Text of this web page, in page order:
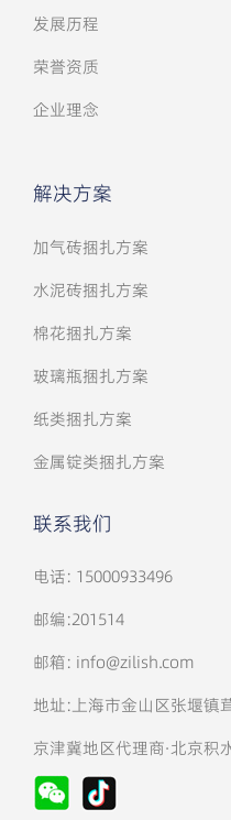
发展历程
荣誉资质
企业理念
解决方案
加气砖捆扎方案
水泥砖捆扎方案
棉花捆扎方案
玻璃瓶捆扎方案
纸类捆扎方案
金属锭类捆扎方案
联系我们
电话: 15000933496
邮编:201514
邮箱: info@zilish.com
地址:上海市金山区张堰镇
京津冀地区代理商·北京积